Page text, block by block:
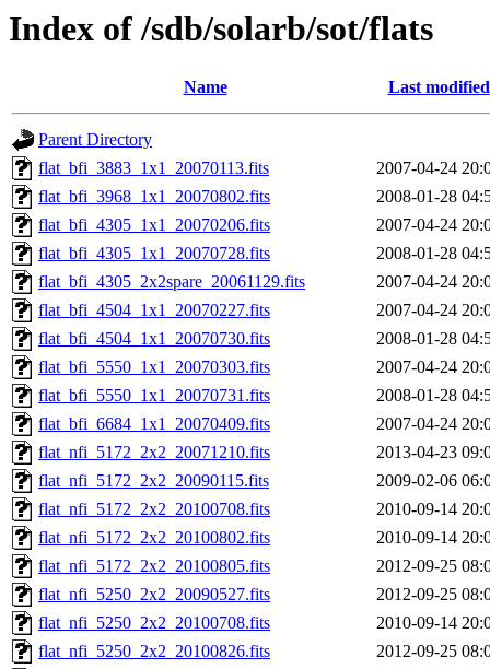
Index of /sdb/solarb/sot/flats
Name Last modified
Parent Directory
flat_bfi_3883_1x1_20070113.fits
2007-04-24
flat_bfi_3968_1x1_20070802.fits
2008-01-28
flat_bfi_4305_1x1_20070206.fits
2007-04-24
flat_bfi_4305_1x1_20070728.fits
2008-01-28
flat_bfi_4305_2x2spare_20061129.fits
2007-04-24
flat_bfi_4504_1x1_20070227.fits
2007-04-24
flat_bfi_4504_1x1_20070730.fits
2008-01-28
flat_bfi_5550_1x1_20070303.fits
2007-04-24
flat_bfi_5550_1x1_20070731.fits
2008-01-28
flat_bfi_6684_1x1_20070409.fits
2007-04-24
flat_nfi_5172_2x2_20071210.fits
2013-04-23
flat_nfi_5172_2x2_20090115.fits
2009-02-06
flat_nfi_5172_2x2_20100708.fits
2010-09-14
flat_nfi_5172_2x2_20100802.fits
2010-09-14
flat_nfi_5172_2x2_20100805.fits
2012-09-25
flat_nfi_5250_2x2_20090527.fits
2012-09-25
flat_nfi_5250_2x2_20100708.fits
2010-09-14
flat_nfi_5250_2x2_20100826.fits
2012-09-25